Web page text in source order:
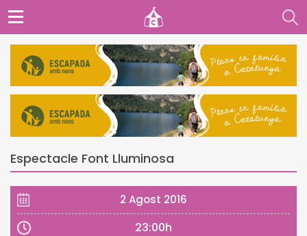
Espectacle Font Lluminosa
2 Agost 2016
23:00h